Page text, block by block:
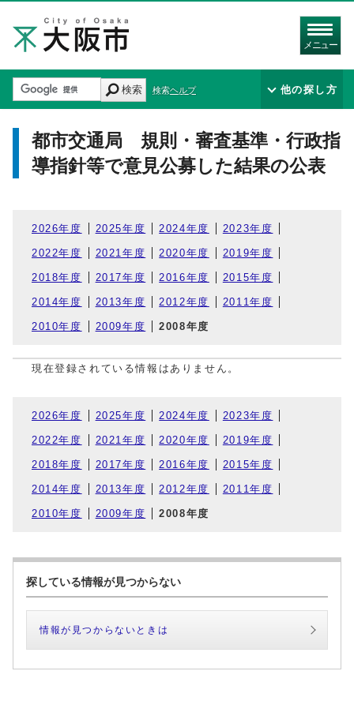
メニュー
検索 検索ヘルプ 他の探し方
都市交通局 規則・審査基準・行政指
導指針等で意見公募した結果の公表
2026年度 2025年度 2024年度 2023年度
2022年度 2021年度 2020年度 2019年度
2018年度 2017年度 2016年度 2015年度
2014年度 2013年度 2012年度 2011年度
2010年度 2009年度 2008年度
現在登録されている情報はありません。
2026年度 2025年度 2024年度 2023年度
2022年度 2021年度 2020年度 2019年度
2018年度 2017年度 2016年度 2015年度
2014年度 2013年度 2012年度 2011年度
2010年度 2009年度 2008年度
探している情報が見つからない
情報が見つからないときは